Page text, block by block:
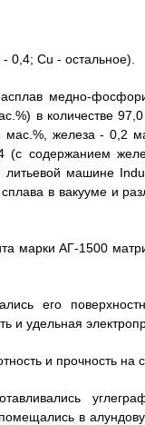
0,4; Cu - остальное).
медно-
в количестве
железа - 0,2
содержанием
машине
в вакууме и
марки АГ-1500
его
и удельная
и прочность на
в